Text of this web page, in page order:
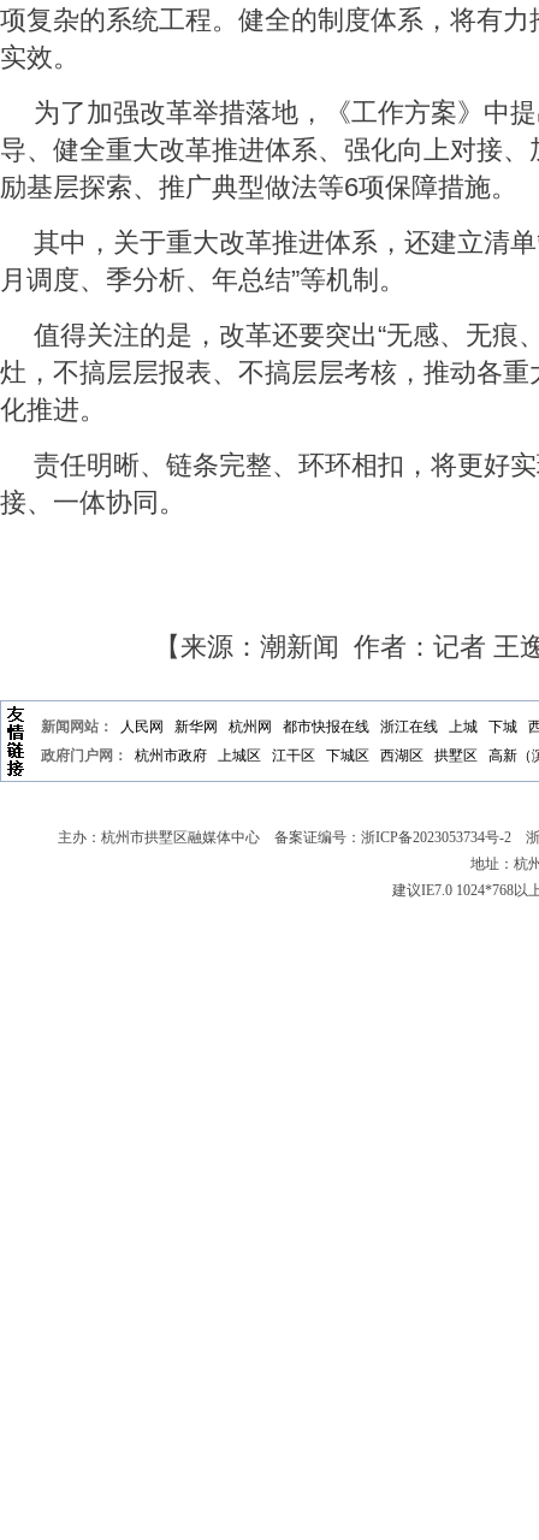
项复杂的系统工程。健全的制度体系，将有
实效。
为了加强改革举措落地，《工作方案》中
导、健全重大改革推进体系、强化向上对接
励基层探索、推广典型做法等6项保障措施。
其中，关于重大改革推进体系，还建立清
月调度、季分析、年总结”等机制。
值得关注的是，改革还要突出“无感、无痕
灶，不搞层层报表、不搞层层考核，推动各
化推进。
责任明晰、链条完整、环环相扣，将更好
接、一体协同。
【来源：潮新闻 作者：记者 王
新闻网站： 人民网 新华网 杭州网 都市快报在线 浙江在线 上城 下城
政府门户网：
杭州市政府 上城区 江干区 下城区 西湖区 拱墅区 高新（
主办：杭州市拱墅区融媒体中心 备案证编号： 浙ICP备2023053734号-2 浙
地址：杭
建议IE7.0 1024*768